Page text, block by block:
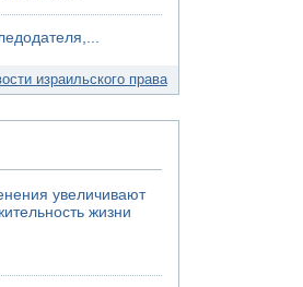
израильского права
увеличивают
жизни